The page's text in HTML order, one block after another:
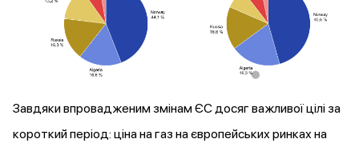
Завдяки впровадженим змінам ЄС досяг важливої цілі за
короткий період: ціна на газ на європейських ринках на